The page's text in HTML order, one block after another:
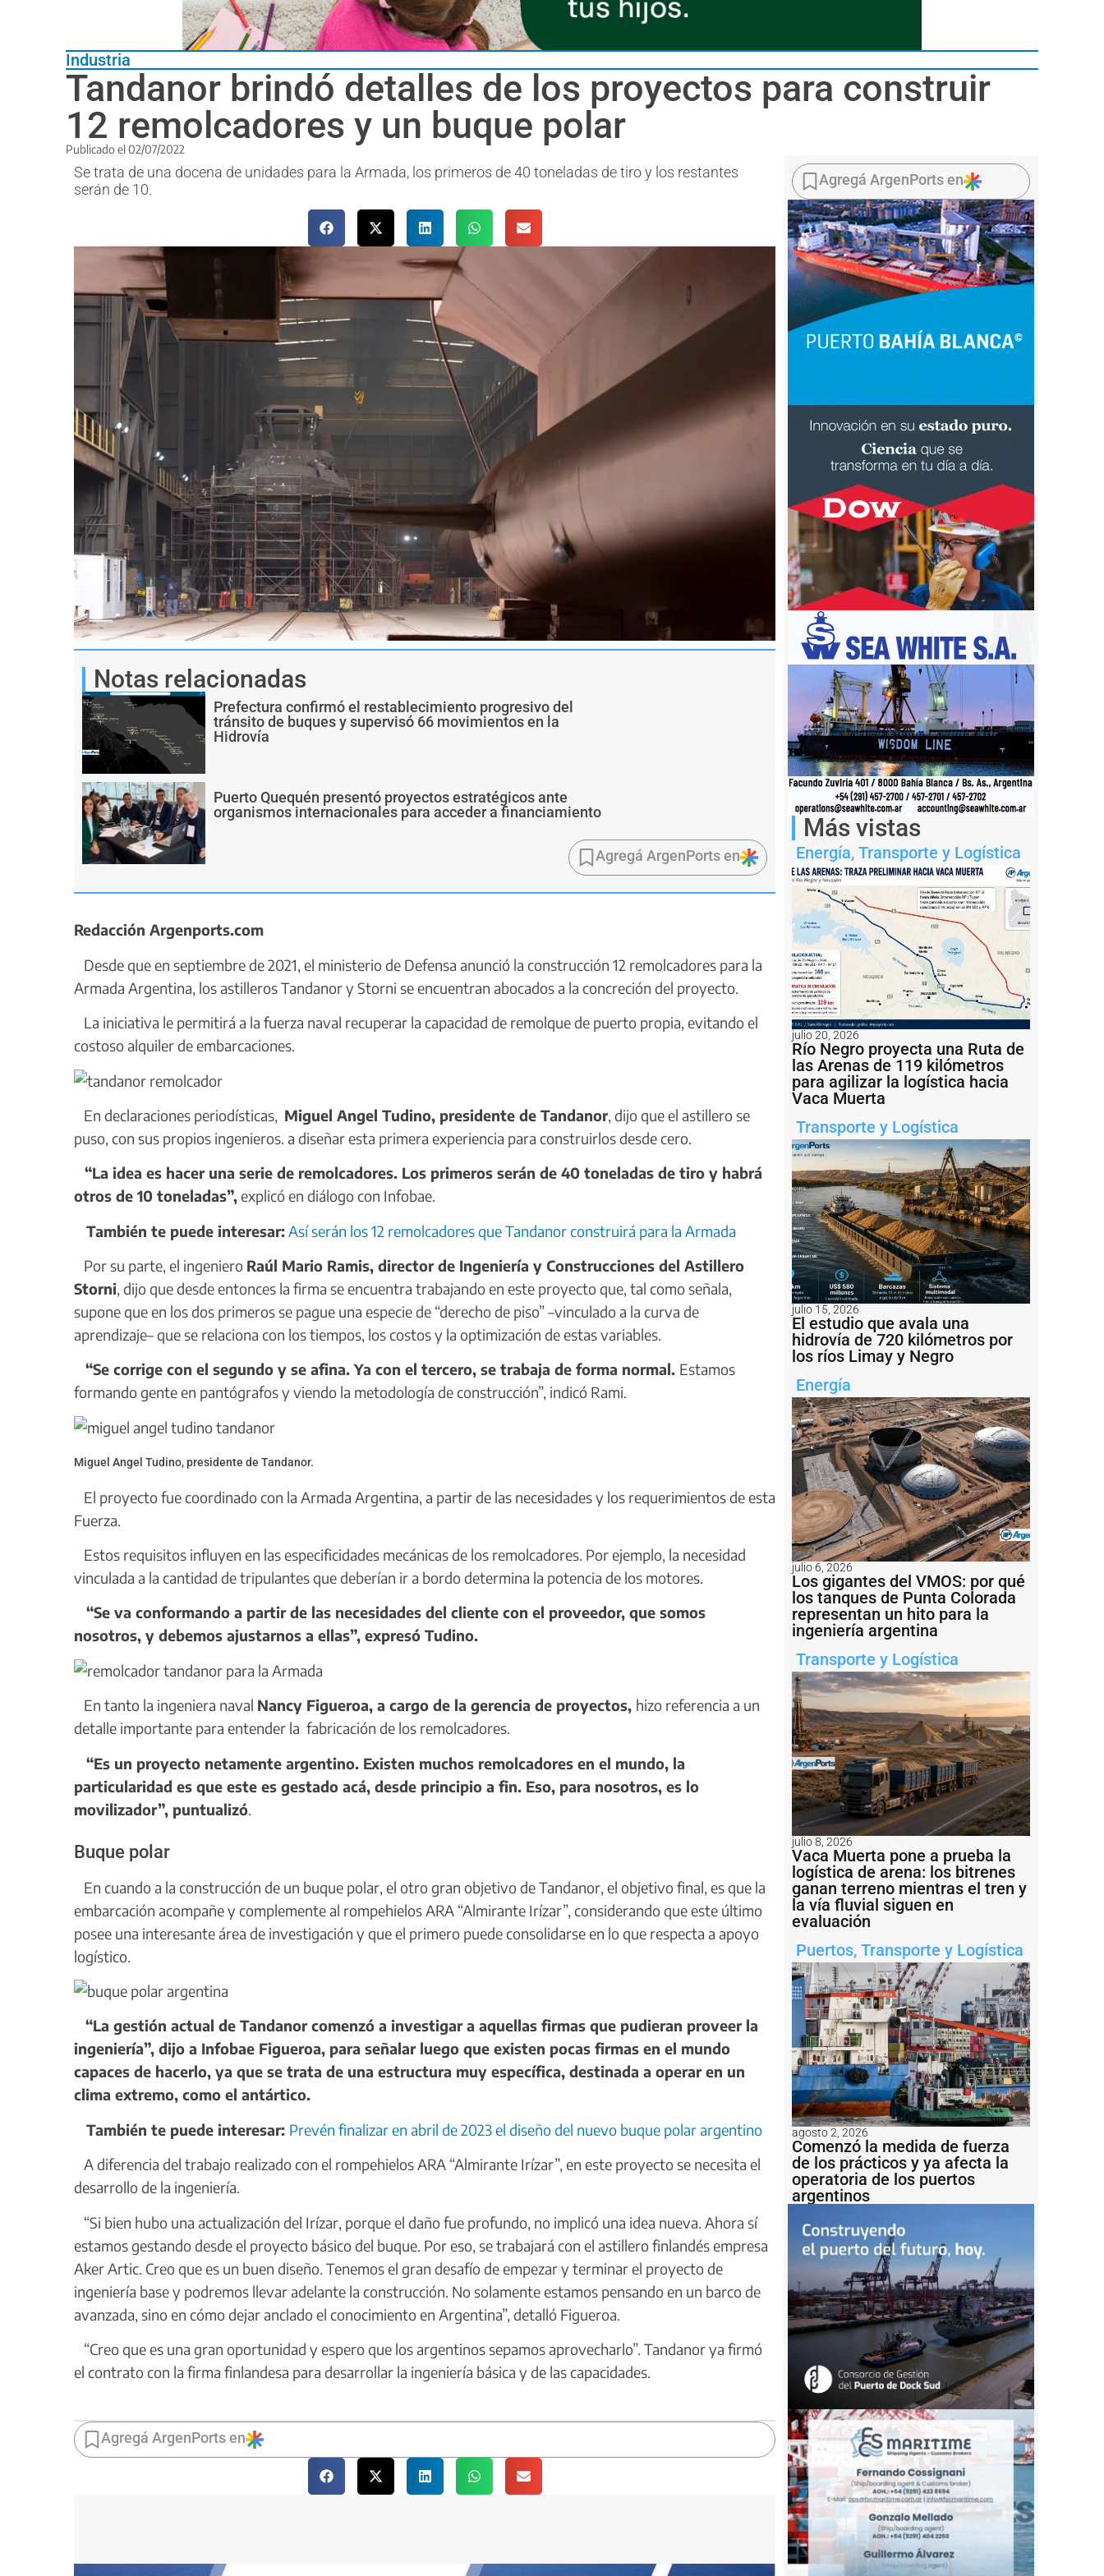
Industria
Tandanor brindó detalles de los proyectos para construir
12 remolcadores y un buque polar
Publicado el 02/07/2022
Se trata de una docena de unidades para la Armada, los primeros de 40 toneladas de tiro y los restantes
serán de 10.
Notas relacionadas
Prefectura confirmó el restablecimiento progresivo del
tránsito de buques y supervisó 66 movimientos en la
Hidrovía
Puerto Quequén presentó proyectos estratégicos ante
organismos internacionales para acceder a financiamiento
Agregá ArgenPorts en
Redacción Argenports.com
Desde que en septiembre de 2021, el ministerio de Defensa anunció la construcción 12 remolcadores para la
Armada Argentina, los astilleros Tandanor y Storni se encuentran abocados a la concreción del proyecto.
La iniciativa le permitirá a la fuerza naval recuperar la capacidad de remolque de puerto propia, evitando el
costoso alquiler de embarcaciones.
En declaraciones periodísticas, Miguel Angel Tudino, presidente de Tandanor, dijo que el astillero se
puso, con sus propios ingenieros. a diseñar esta primera experiencia para construirlos desde cero.
“La idea es hacer una serie de remolcadores. Los primeros serán de 40 toneladas de tiro y habrá
otros de 10 toneladas”, explicó en diálogo con Infobae.
También te puede interesar:Así serán los 12 remolcadores que Tandanor construirá para la Armada
Por su parte, el ingeniero Raúl Mario Ramis, director de Ingeniería y Construcciones del Astillero
Storni, dijo que desde entonces la firma se encuentra trabajando en este proyecto que, tal como señala,
supone que en los dos primeros se pague una especie de “derecho de piso” –vinculado a la curva de
aprendizaje– que se relaciona con los tiempos, los costos y la optimización de estas variables.
“Se corrige con el segundo y se afina. Ya con el tercero, se trabaja de forma normal. Estamos
formando gente en pantógrafos y viendo la metodología de construcción”, indicó Rami.
Miguel Angel Tudino, presidente de Tandanor.
El proyecto fue coordinado con la Armada Argentina, a partir de las necesidades y los requerimientos de esta
Fuerza.
Estos requisitos influyen en las especificidades mecánicas de los remolcadores. Por ejemplo, la necesidad
vinculada a la cantidad de tripulantes que deberían ir a bordo determina la potencia de los motores.
“Se va conformando a partir de las necesidades del cliente con el proveedor, que somos
nosotros, y debemos ajustarnos a ellas”, expresó Tudino.
En tanto la ingeniera naval Nancy Figueroa, a cargo de la gerencia de proyectos, hizo referencia a un
detalle importante para entender la fabricación de los remolcadores.
“Es un proyecto netamente argentino. Existen muchos remolcadores en el mundo, la
particularidad es que este es gestado acá, desde principio a fin. Eso, para nosotros, es lo
movilizador”, puntualizó
Buque polar
En cuando a la construcción de un buque polar, el otro gran objetivo de Tandanor, el objetivo final, es que la
embarcación acompañe y complemente al rompehielos ARA “Almirante Irízar”, considerando que este último
posee una interesante área de investigación y que el primero puede consolidarse en lo que respecta a apoyo
logístico.
“La gestión actual de Tandanor comenzó a investigar a aquellas firmas que pudieran proveer la
ingeniería”, dijo a Infobae Figueroa, para señalar luego que existen pocas firmas en el mundo
capaces de hacerlo, ya que se trata de una estructura muy específica, destinada a operar en un
clima extremo, como el antártico.
También te puede interesar: Prevén finalizar en abril de 2023 el diseño del nuevo buque polar argentino
A diferencia del trabajo realizado con el rompehielos ARA “Almirante Irízar”, en este proyecto se necesita el
desarrollo de la ingeniería.
“Si bien hubo una actualización del Irízar, porque el daño fue profundo, no implicó una idea nueva. Ahora sí
estamos gestando desde el proyecto básico del buque. Por eso, se trabajará con el astillero finlandés empresa
Aker Artic. Creo que es un buen diseño. Tenemos el gran desafío de empezar y terminar el proyecto de
ingeniería base y podremos llevar adelante la construcción. No solamente estamos pensando en un barco de
avanzada, sino en cómo dejar anclado el conocimiento en Argentina”, detalló Figueroa.
“Creo que es una gran oportunidad y espero que los argentinos sepamos aprovecharlo”. Tandanor ya firmó
el contrato con la firma finlandesa para desarrollar la ingeniería básica y de las capacidades.
Agregá ArgenPorts en
Agregá ArgenPorts en
Más vistas
Energía, Transporte y Logística
julio 20, 2026
Río Negro proyecta una Ruta de
las Arenas de 119 kilómetros
para agilizar la logística hacia
Vaca Muerta
Transporte y Logística
julio 15, 2026
El estudio que avala una
hidrovía de 720 kilómetros por
los ríos Limay y Negro
Energía
julio 6, 2026
Los gigantes del VMOS: por qué
los tanques de Punta Colorada
representan un hito para la
ingeniería argentina
Transporte y Logística
julio 8, 2026
Vaca Muerta pone a prueba la
logística de arena: los bitrenes
ganan terreno mientras el tren y
la vía fluvial siguen en
evaluación
Puertos, Transporte y Logística
agosto 2, 2026
Comenzó la medida de fuerza
de los prácticos y ya afecta la
operatoria de los puertos
argentinos